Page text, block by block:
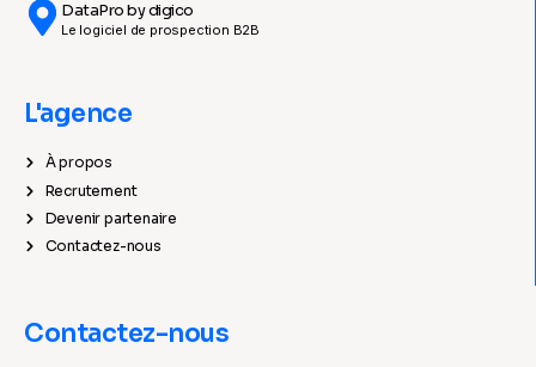
DataPro by digico
Le logiciel de prospection B2B
L'agence
À propos
Recrutement
Devenir partenaire
Contactez-nous
Contactez-nous